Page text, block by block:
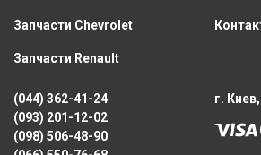
Запчасти Chevrolet
Запчасти Renault
(044) 362-41-24
(093) 201-12-02
(098) 506-48-90
г.